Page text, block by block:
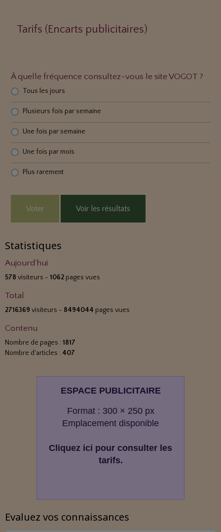
Tarifs (Encarts publicitaires)
À quelle fréquence consultez-vous le site VOGOT ?
Tous les jours
Plusieurs fois par semaine
Une fois par semaine
Une fois par mois
Plus rarement
Voter Voir les résultats
Statistiques
Aujourd'hui
578 visiteurs - 1062 pages vues
Total
2716369 visiteurs - 8494044 pages vues
Contenu
Nombre de pages : 1817
Nombre d'articles : 407
ESPACE PUBLICITAIRE
Format : 300 × 250 px
Emplacement disponible
Cliquez ici pour consulter les
tarifs.
Evaluez vos connaissances